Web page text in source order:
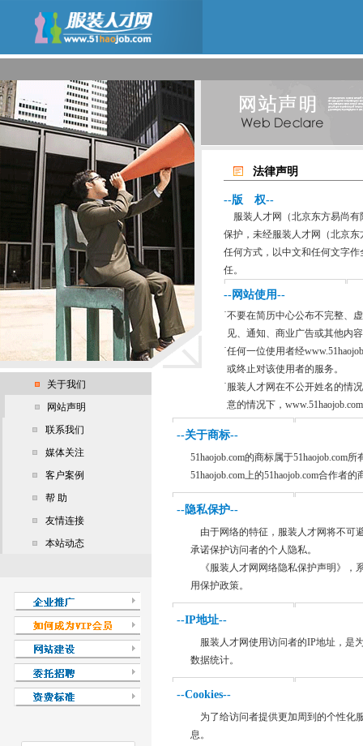
关于我们
网站声明
法律声明
--版 权--
服装人才网（北京东方易尚有
保护，未经服装人才网（北京
任何方式，以中文和任何文字
任。
--网站使用--
·不要在简历中心公布不完整、
见、通知、商业广告或其他内
·任何一位使用者经
或终止对该使用者的服务。
·服装人才网在不公开姓名的情
意的情况下，
联系我们
媒体关注
客户案例
帮 助
友情连接
本站动态
--关于商标--
51haojob.com的商标属于51haojob.com所
51haojob.com上的51haojob.com合作者
--隐私保护--
由于网络的特征，服装人才网将不可
承诺保护访问者的个人隐私。
《服装人才网网络隐私保护声明》，
用保护政策。
--IP地址--
服装人才网使用访问者的IP地址，是
数据统计。
--Cookies--
为了给访问者提供更加周到的个性化
息。